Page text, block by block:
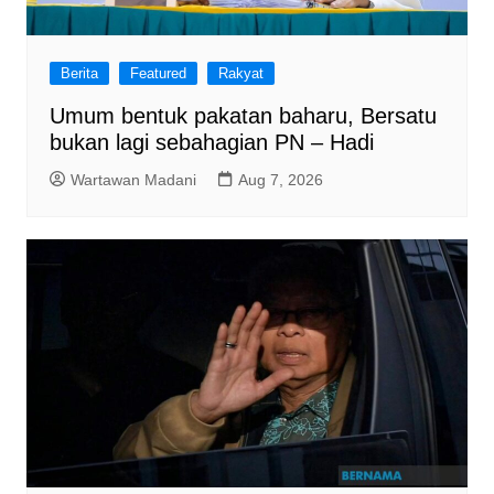
Berita Featured Rakyat
Umum bentuk pakatan baharu, Bersatu
bukan lagi sebahagian PN – Hadi
Wartawan Madani Aug 7, 2026